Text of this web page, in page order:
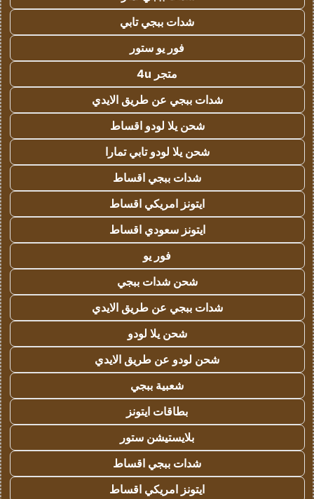
شدات ببجي تابي
فور يو ستور
متجر 4u
شدات ببجي عن طريق الايدي
شحن يلا لودو اقساط
شحن يلا لودو تابي تمارا
شدات ببجي اقساط
ايتونز امريكي اقساط
ايتونز سعودي اقساط
فور يو
شحن شدات ببجي
شدات ببجي عن طريق الايدي
شحن يلا لودو
شحن لودو عن طريق الايدي
شعبية ببجي
بطاقات ايتونز
بلايستيشن ستور
شدات ببجي اقساط
ايتونز امريكي اقساط